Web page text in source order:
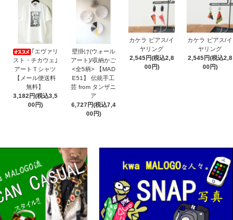
｢エヴァリ
スト・チカウェ｣
アートＴシャツ
【メール便送料
無料】
3,182円(税込3,5
00円)
壁掛け(ウォール
アート)/収納かご
<全5柄> 【MAD
E51】 伝統手工
芸 from タンザニ
ア
6,727円(税込7,4
00円)
カケラ ピアス/イ
ヤリング
2,545円(税込2,8
00円)
カケラ ピアス/イ
ヤリング
2,545円(税込2,8
00円)